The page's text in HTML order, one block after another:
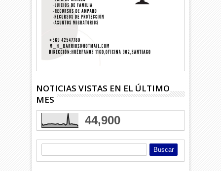
NOTICIAS VISTAS EN EL ÚLTIMO
MES
44,900